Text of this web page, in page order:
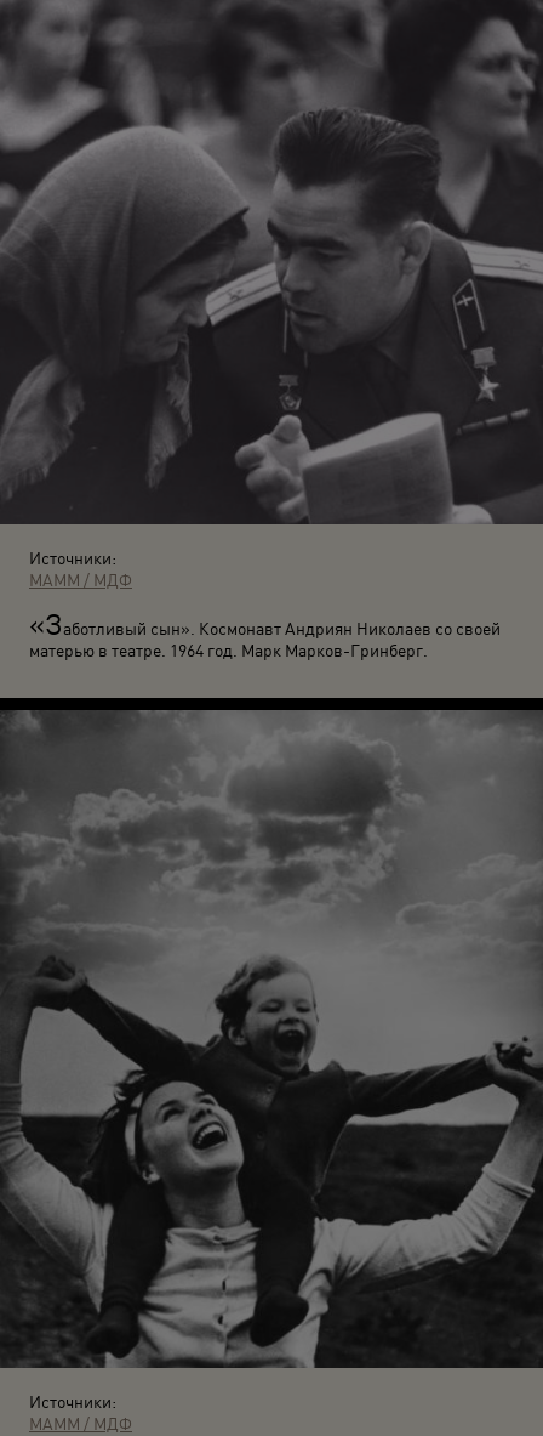
Источники:
МАММ / МДФ
«Заботливый сын». Космонавт Андриян Николаев со своей
матерью в театре. 1964 год. Марк Марков-Гринберг.
Источники:
МАММ / МДФ